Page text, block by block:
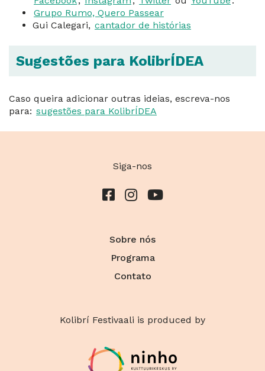
Grupo Rumo, Quero Passear
Gui Calegari, cantador de histórias
Sugestões para KolibrÍDEA
Caso queira adicionar outras ideias, escreva-nos
para: sugestões para KolibrÍDEA
Siga-nos
Sobre nós
Programa
Contato
Kolibrí Festivaali is produced by